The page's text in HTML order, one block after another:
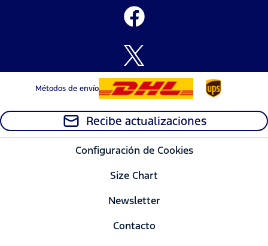
Métodos de envío
Recibe actualizaciones
Configuración de Cookies
Size Chart
Newsletter
Contacto